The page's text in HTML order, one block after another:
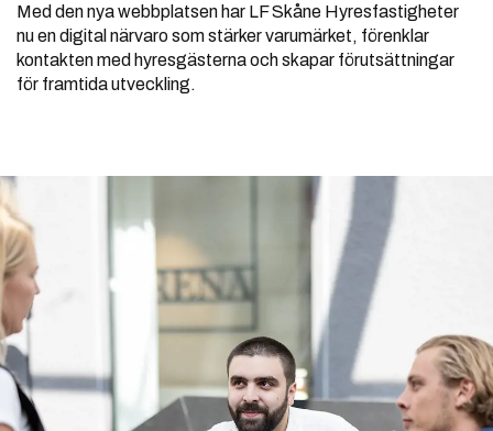
Med den nya webbplatsen har LF Skåne Hyresfastigheter
nu en digital närvaro som stärker varumärket, förenklar
kontakten med hyresgästerna och skapar förutsättningar
för framtida utveckling.